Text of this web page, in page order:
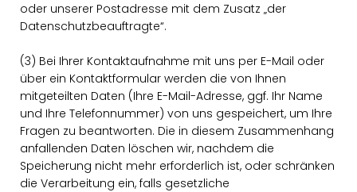
oder unserer Postadresse mit dem Zusatz „der
Datenschutzbeauftragte“.
(3) Bei Ihrer Kontaktaufnahme mit uns per E-Mail oder
über ein Kontaktformular werden die von Ihnen
mitgeteilten Daten (Ihre E-Mail-Adresse, ggf. Ihr Name
und Ihre Telefonnummer) von uns gespeichert, um Ihre
Fragen zu beantworten. Die in diesem Zusammenhang
anfallenden Daten löschen wir, nachdem die
Speicherung nicht mehr erforderlich ist, oder schränken
die Verarbeitung ein, falls gesetzliche